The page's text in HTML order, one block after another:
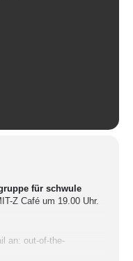
für schwule
Z Café um 19.00 Uhr.
an: out-of-the-